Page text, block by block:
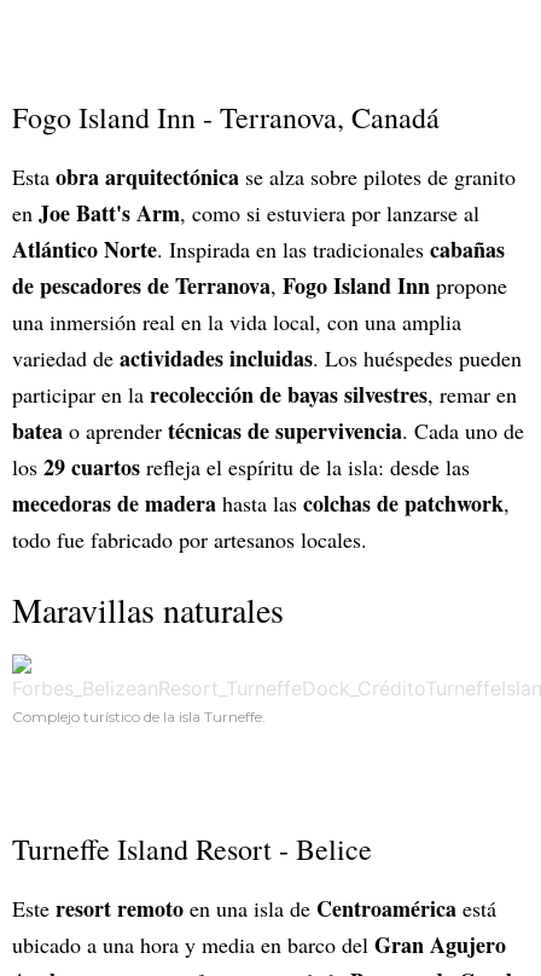
Fogo Island Inn - Terranova, Canadá
Esta obra arquitectónica se alza sobre pilotes de granito
en Joe Batt's Arm, como si estuviera por lanzarse al
Atlántico Norte. Inspirada en las tradicionales cabañas
de pescadores de Terranova, Fogo Island Inn propone
una inmersión real en la vida local, con una amplia
variedad de actividades incluidas. Los huéspedes pueden
participar en la recolección de bayas silvestres, remar en
batea o aprender técnicas de supervivencia. Cada uno de
los 29 cuartos refleja el espíritu de la isla: desde las
mecedoras de madera hasta las colchas de patchwork,
todo fue fabricado por artesanos locales.
Maravillas naturales
Complejo turístico de la isla Turneffe.
Turneffe Island Resort - Belice
Este resort remoto en una isla de Centroamérica está
ubicado a una hora y media en barco del Gran Agujero